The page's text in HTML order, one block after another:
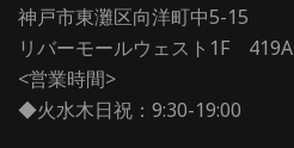
神戸市東灘区向洋町中5-15
リバーモールウェスト1F 419A
<営業時間>
◆火水木日祝：9:30-19:00